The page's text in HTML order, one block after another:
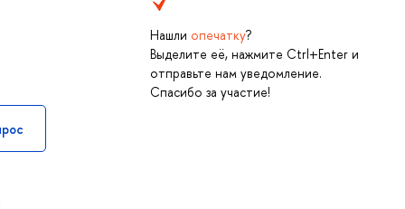
Нашли опечатку?
Выделите её, нажмите Ctrl+Enter и
отправьте нам уведомление.
Спасибо за участие!